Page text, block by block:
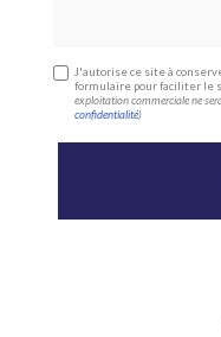
J'autorise ce site à
formulaire pour faciliter le
exploitation commerciale ne
confidentialité)